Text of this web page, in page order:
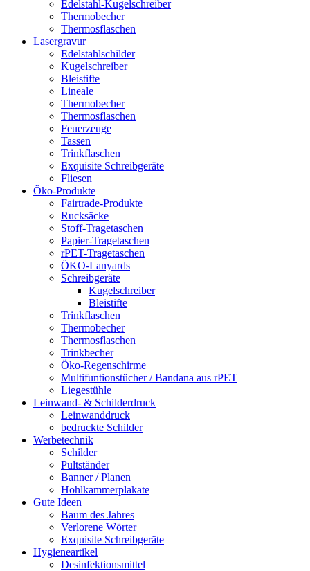
Edelstahl-Kugelschreiber
Thermobecher
Thermosflaschen
Lasergravur
Edelstahlschilder
Kugelschreiber
Bleistifte
Lineale
Thermobecher
Thermosflaschen
Feuerzeuge
Tassen
Trinkflaschen
Exquisite Schreibgeräte
Fliesen
Öko-Produkte
Fairtrade-Produkte
Rucksäcke
Stoff-Tragetaschen
Papier-Tragetaschen
rPET-Tragetaschen
ÖKO-Lanyards
Schreibgeräte
Kugelschreiber
Bleistifte
Trinkflaschen
Thermobecher
Thermosflaschen
Trinkbecher
Öko-Regenschirme
Multifuntionstücher / Bandana aus rPET
Liegestühle
Leinwand- & Schilderdruck
Leinwanddruck
bedruckte Schilder
Werbetechnik
Schilder
Pultständer
Banner / Planen
Hohlkammerplakate
Gute Ideen
Baum des Jahres
Verlorene Wörter
Exquisite Schreibgeräte
Hygieneartikel
Desinfektionsmittel